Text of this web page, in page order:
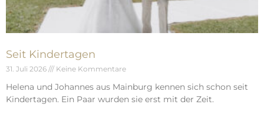
Seit Kindertagen
31. Juli 2026 Keine Kommentare
Helena und Johannes aus Mainburg kennen sich schon seit
Kindertagen. Ein Paar wurden sie erst mit der Zeit.